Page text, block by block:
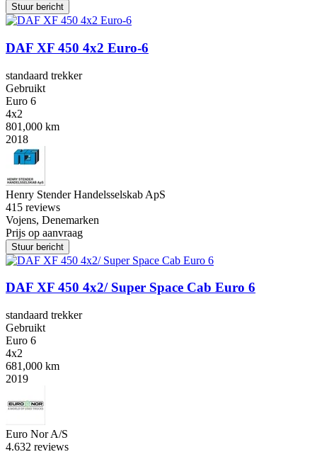
Stuur bericht
DAF XF 450 4x2 Euro-6
standaard trekker
Gebruikt
Euro 6
4x2
801,000 km
2018
Henry Stender Handelsselskab ApS
415 reviews
Vojens, Denemarken
Prijs op aanvraag
Stuur bericht
DAF XF 450 4x2/ Super Space Cab Euro 6
standaard trekker
Gebruikt
Euro 6
4x2
681,000 km
2019
Euro Nor A/S
4.632 reviews